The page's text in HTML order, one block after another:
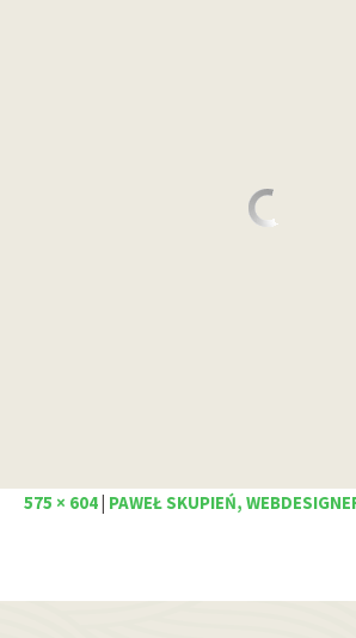
575 × 604| PAWEŁ SKUPIEŃ,